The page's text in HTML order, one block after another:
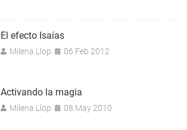
El efecto Isaías
Milena Llop 06 Feb 2012
Activando la magia
Milena Llop 08 May 2010